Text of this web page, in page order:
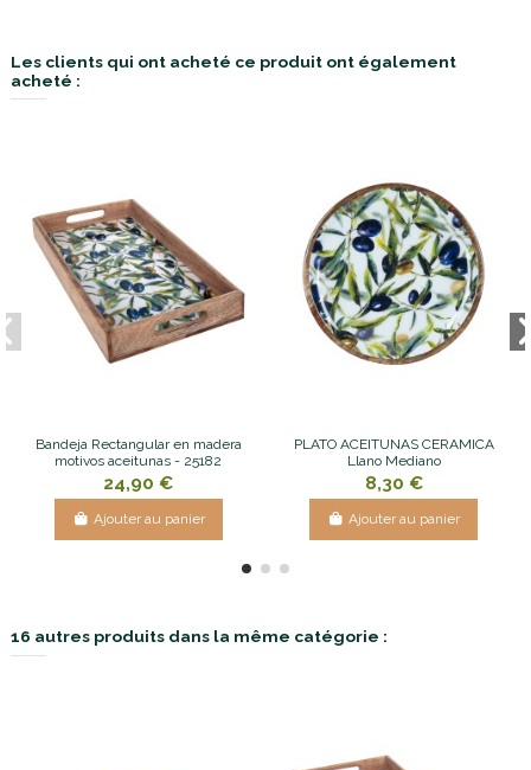
Les clients qui ont acheté ce produit ont également
acheté :
Bandeja Rectangular en madera
motivos aceitunas - 25182
24,90 €
Ajouter au panier
PLATO ACEITUNAS CERAMICA
Llano Mediano
8,30 €
Ajouter au panier
16 autres produits dans la même catégorie :